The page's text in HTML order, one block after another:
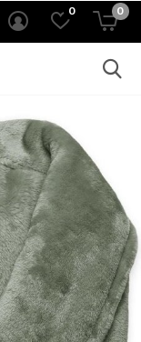
0 0